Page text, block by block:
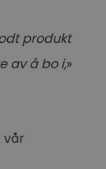
produkt
av å bo i,»
vår